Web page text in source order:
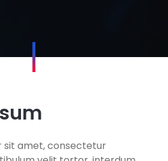
sit amet, consectetur